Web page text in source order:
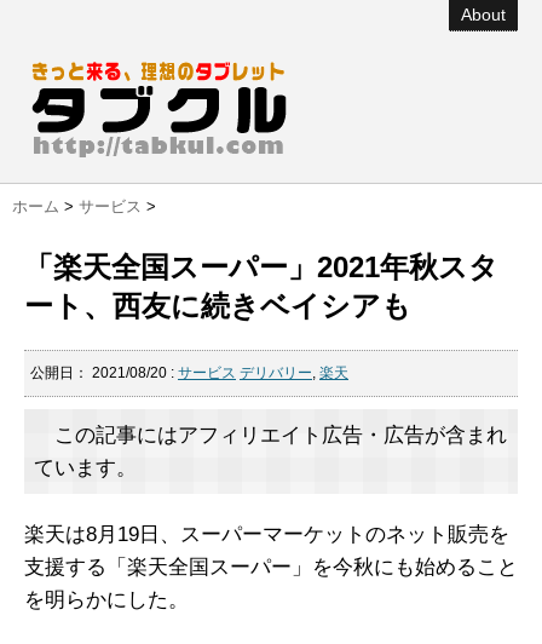
About
ホーム > サービス >
「楽天全国スーパー」2021年秋スタ
ート、西友に続きベイシアも
公開日： 2021/08/20 : サービス デリバリー, 楽天
この記事にはアフィリエイト広告・広告が含まれ
ています。
楽天は8月19日、スーパーマーケットのネット販売を
支援する「楽天全国スーパー」を今秋にも始めること
を明らかにした。